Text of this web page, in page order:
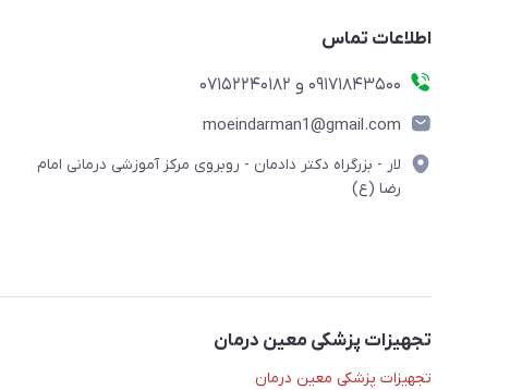
اطلاعات تماس
09171843500 و 07152240182
moeindarman1@gmail.com
لار - بزرگراه دکتر دادمان - روبروی مرکز آموزشی درمانی امام
رضا (ع)
تجهیزات پزشکی معین درمان
تجهیزات پزشکی معین درمان